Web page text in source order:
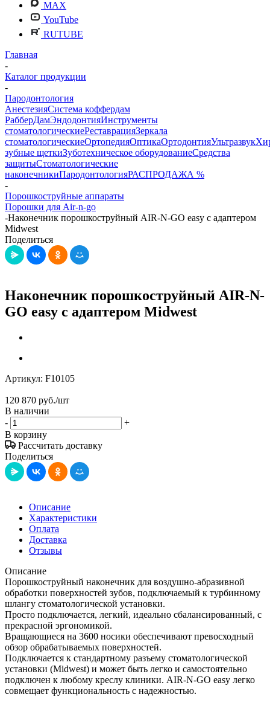
MAX
YouTube
RUTUBE
Главная
-
Каталог продукции
-
Пародонтология
АнестезияСистема коффердам
РабберДамЭндодонтияИнструменты
стоматологическиеРеставрацияЗеркала
стоматологическиеОртопедияОптикаОртодонтияУльтразвук
зубные щеткиЗуботехническое оборудованиеСредства
защитыСтоматологические
наконечникиПародонтологияРАСПРОДАЖА %
-
Порошкоструйные аппараты
Порошки для Air-n-go
-Наконечник порошкоструйный AIR-N-GO easy с адаптером
Midwest
Поделиться
Наконечник порошкоструйный AIR-N-
GO easy с адаптером Midwest
Артикул: F10105
120 870 руб./шт
В наличии
-
+
В корзину
Рассчитать доставку
Поделиться
Описание
Характеристики
Оплата
Доставка
Отзывы
Описание
Порошкоструйный наконечник для воздушно-абразивной
обработки поверхностей зубов, подключаемый к турбинному
шлангу стоматологической установки.
Просто подключается, легкий, идеально сбалансированный, с
прекрасной эргономикой.
Вращающиеся на 3600 носики обеспечивают превосходный
обзор обрабатываемых поверхностей.
Подключается к стандартному разъему стоматологической
установки (Midwest) и может быть легко и самостоятельно
подключен к любому креслу клиники. AIR-N-GO easy легко
совмещает функциональность с надежностью.